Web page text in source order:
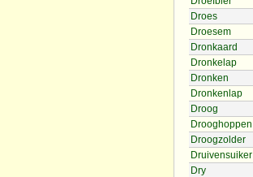
Droes
Droesem
Dronkaard
Dronkelap
Dronken
Dronkenlap
Droog
Drooghoppen
Droogzolder
Druivensuiker
Dry